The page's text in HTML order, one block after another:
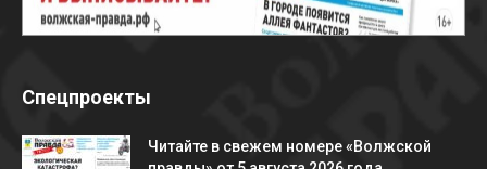
Спецпроекты
Читайте в свежем номере «Волжской